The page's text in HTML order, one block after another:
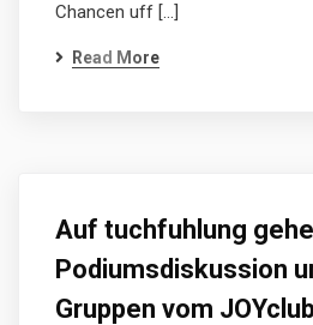
Chancen uff […]
Read More
Auf tuchfuhlung
Podiumsdiskussion
Gruppen vom JOYclub